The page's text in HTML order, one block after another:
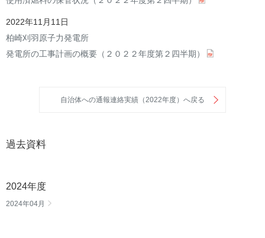
2022年11月11日
柏崎刈羽原子力発電所
発電所の工事計画の概要（２０２２年度第２四半期）
自治体への通報連絡実績（2022年度）へ戻る
過去資料
2024年度
2024年04月